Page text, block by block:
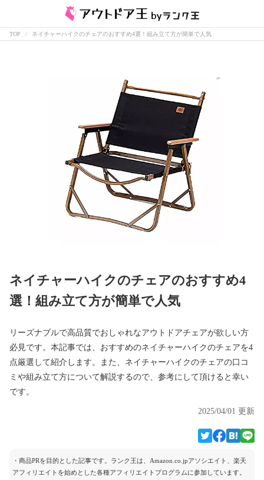
TOP ネイチャーハイクのチェアのおすすめ4選！組み立て方が簡単で人気
ネイチャーハイクのチェアのおすすめ4
選！組み立て方が簡単で人気
リーズナブルで高品質でおしゃれなアウトドアチェアが欲しい方
必見です。本記事では、おすすめのネイチャーハイクのチェアを4
点厳選して紹介します。また、ネイチャーハイクのチェアの口コ
ミや組み立て方について解説するので、参考にして頂けると幸い
です。
2025/04/01 更新
・商品PRを目的とした記事です。ランク王は、Amazon.co.jpアソシエイト、楽天
アフィリエイトを始めとした各種アフィリエイトプログラムに参加しています。